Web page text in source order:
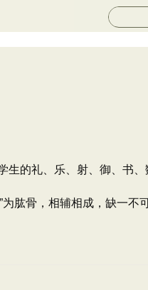
的礼、乐、射、御、书、
肱骨，相辅相成，缺一不可